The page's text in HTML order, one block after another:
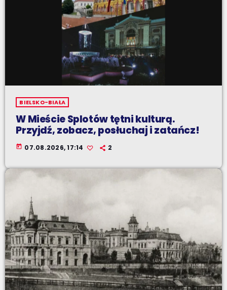
BIELSKO-BIAŁA
W Mieście Splotów tętni kulturą.
Przyjdź, zobacz, posłuchaj i zatańcz!
today 07.08.2026, 17:14 2